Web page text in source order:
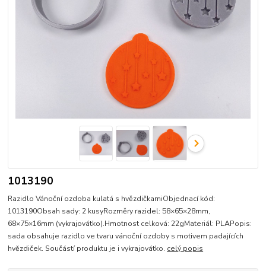
1013190
Razidlo Vánoční ozdoba kulatá s hvězdičkamiObjednací kód:
1013190Obsah sady: 2 kusyRozměry razidel: 58×65×28mm,
68×75×16mm (vykrajovátko).Hmotnost celková: 22gMateriál: PLAPopis:
sada obsahuje razidlo ve tvaru vánoční ozdoby s motivem padajících
hvězdiček. Součástí produktu je i vykrajovátko. celý popis